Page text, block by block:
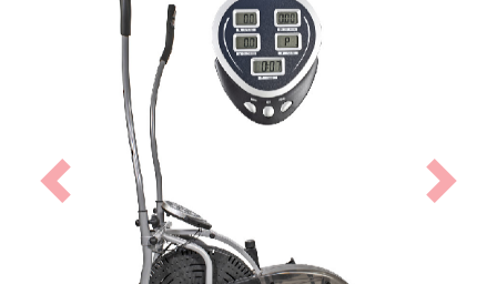
Predchádzajúci Ďalší